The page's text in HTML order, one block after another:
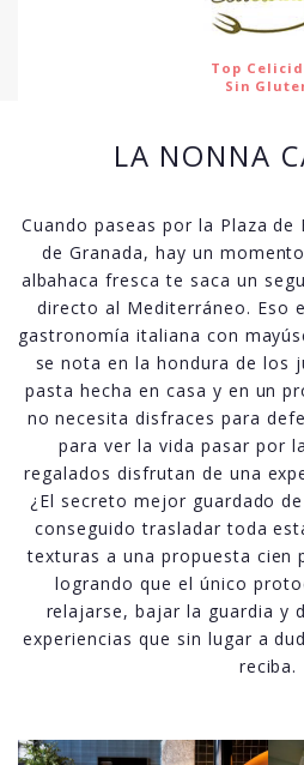
Top
Sin
LA NONNA
Cuando paseas por la Plaza
de Granada, hay un
albahaca fresca te saca un
directo al Mediterráneo. Eso
gastronomía italiana con
se nota en la hondura de los
pasta hecha en casa y en un
no necesita disfraces para
para ver la vida pasar por
regalados disfrutan de una
¿El secreto mejor guardado
conseguido trasladar toda
texturas a una propuesta cien
logrando que el único
relajarse, bajar la guardia y
experiencias que sin lugar a
reciba.